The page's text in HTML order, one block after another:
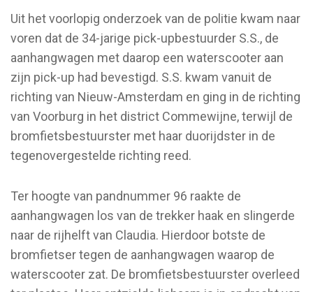
Uit het voorlopig onderzoek van de politie kwam naar
voren dat de 34-jarige pick-upbestuurder S.S., de
aanhangwagen met daarop een waterscooter aan
zijn pick-up had bevestigd. S.S. kwam vanuit de
richting van Nieuw-Amsterdam en ging in de richting
van Voorburg in het district Commewijne, terwijl de
bromfietsbestuurster met haar duorijdster in de
tegenovergestelde richting reed.
Ter hoogte van pandnummer 96 raakte de
aanhangwagen los van de trekker haak en slingerde
naar de rijhelft van Claudia. Hierdoor botste de
bromfietser tegen de aanhangwagen waarop de
waterscooter zat. De bromfietsbestuurster overleed